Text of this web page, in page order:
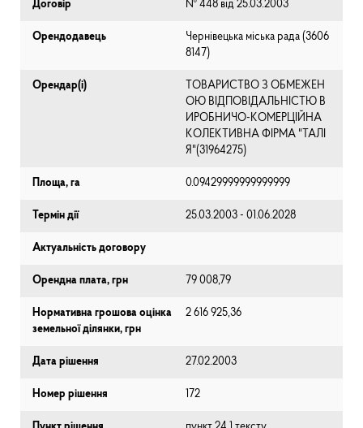
Договір № 448 від 25.03.2003
Орендодавець
Чернівецька міська рада (⁨3606
8147⁩)
Орендар(і)
ТОВАРИСТВО З ОБМЕЖЕН
ОЮ ВІДПОВІДАЛЬНІСТЮ В
ИРОБНИЧО-КОМЕРЦІЙНА
КОЛЕКТИВНА ФІРМА "ТАЛІ
Я"(31964275)
Площа, га 0.09429999999999999
Термін дії 25.03.2003 - 01.06.2028
Актуальність договору
Орендна плата, грн 79 008,79
Нормативна грошова оцінка
земельної ділянки, грн
2 616 925,36
Дата рішення 27.02.2003
Номер рішення 172